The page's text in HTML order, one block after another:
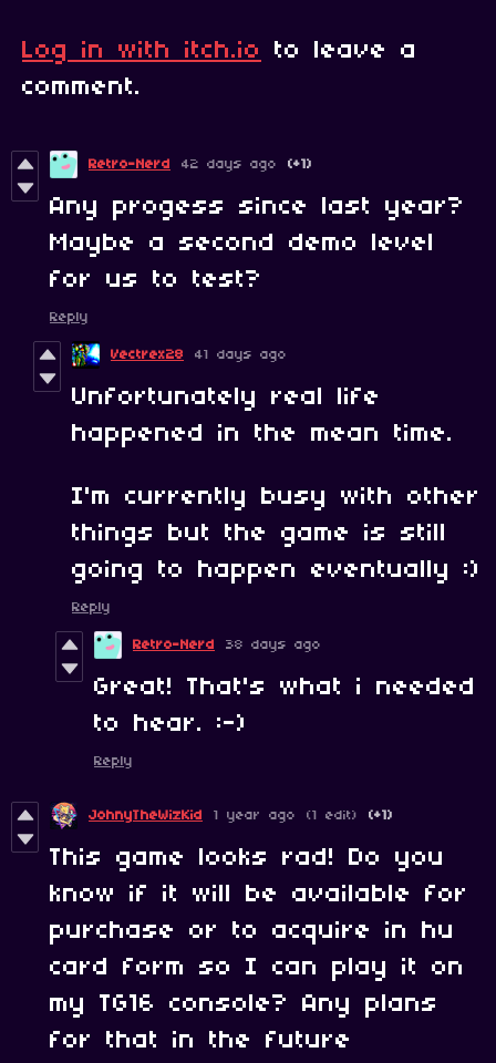
Log in with itch.io
to leave a
comment.
Retro-Nerd 42 days ago (+1)
Any progess since last year?
Maybe a second demo level
for us to test?
Reply
Vectrex28 41 days ago
Unfortunately real life
happened in the mean time.
I'm currently busy with other
things but the game is still
going to happen eventually :)
Reply
Retro-Nerd 38 days ago
Great! That's what i needed
to hear. :-)
Reply
JohnyTheWizKid 1 year ago (1 edit) (+1)
This game looks rad! Do you
know if it will be available for
purchase or to acquire in hu
card form so I can play it on
my TG16 console? Any plans
for that in the future